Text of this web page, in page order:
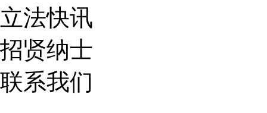
立法快讯
招贤纳士
联系我们